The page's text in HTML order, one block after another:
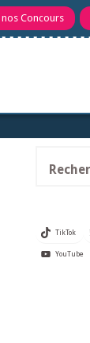
Concours
TikTok
YouTube